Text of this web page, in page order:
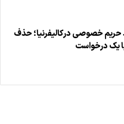
حریم خصوصی در کالیفرنیا؛ حذف
یک درخواست